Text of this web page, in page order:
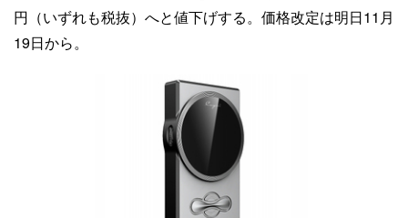
円（いずれも税抜）へと値下げする。価格改定は明日11月
19日から。